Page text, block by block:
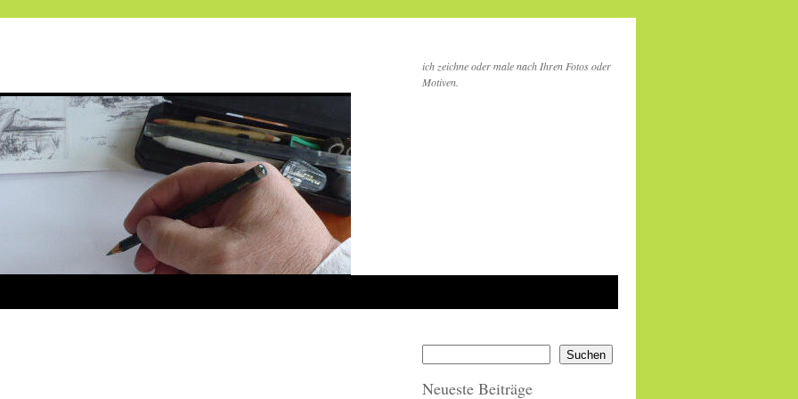
ich zeichne oder male nach Ihren Fotos oder
Motiven.
Suchen
Neueste Beiträge